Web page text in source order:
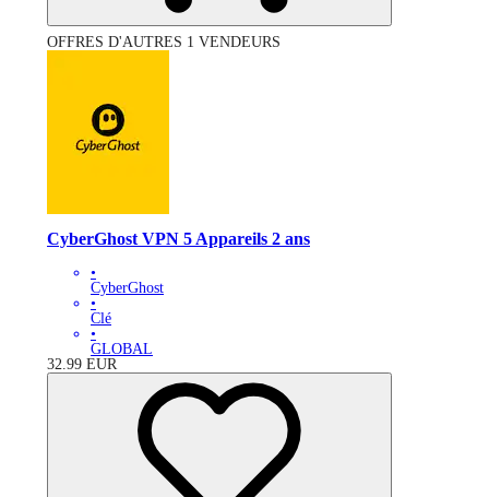
OFFRES D'AUTRES 1 VENDEURS
CyberGhost VPN 5 Appareils 2 ans
•
CyberGhost
•
Clé
•
GLOBAL
32.99 EUR